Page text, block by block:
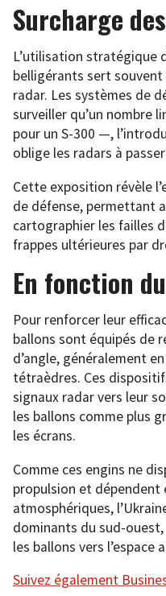
Surcharge
L’utilisation stratégique
belligérants sert
radar. Les systèmes de
surveiller qu’un nombre
pour un S-300 —,
oblige les radars à
Cette exposition révèle
de défense, permettant
cartographier les failles
frappes ultérieures par
En fonction
Pour renforcer leur
ballons sont équipés de
d’angle, généralement
tétraèdres. Ces
signaux radar vers leur
les ballons comme plus
les écrans.
Comme ces engins ne
propulsion et
atmosphériques,
dominants du sud-
les ballons vers l’espace
Suivez également